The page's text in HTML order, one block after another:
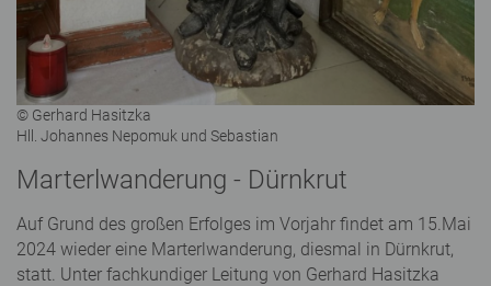
© Gerhard Hasitzka
Hll. Johannes Nepomuk und Sebastian
Marterlwanderung - Dürnkrut
Auf Grund des großen Erfolges im Vorjahr findet am 15.Mai
2024 wieder eine Marterlwanderung, diesmal in Dürnkrut,
statt. Unter fachkundiger Leitung von Gerhard Hasitzka